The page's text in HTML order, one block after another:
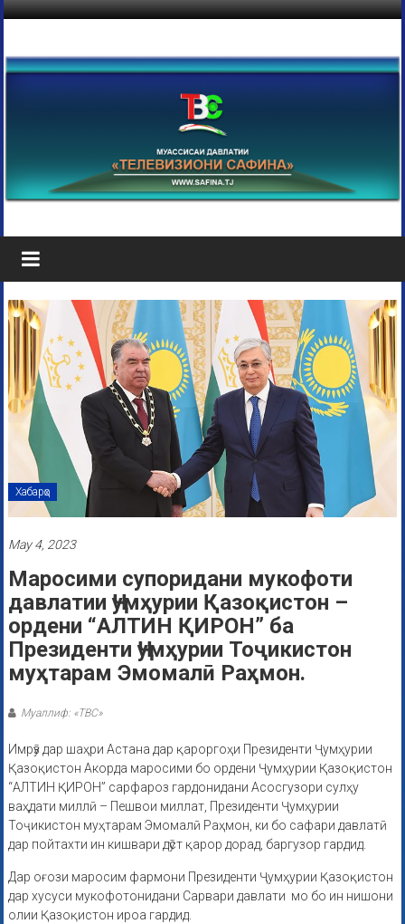
Хабарҳо
May 4, 2023
Маросими супоридани мукофоти
давлатии Ҷумҳурии Қазоқистон –
ордени “АЛТИН ҚИРОН” ба
Президенти Ҷумҳурии Тоҷикистон
муҳтарам Эмомалӣ Раҳмон.
Муаллиф: «ТВС»
Имрӯз дар шаҳри Астана дар қароргоҳи Президенти Ҷумҳурии
Қазоқистон Акорда маросими бо ордени Ҷумҳурии Қазоқистон
“АЛТИН ҚИРОН” сарфароз гардонидани Асосгузори сулҳу
ваҳдати миллӣ – Пешвои миллат, Президенти Ҷумҳурии
Тоҷикистон муҳтарам Эмомалӣ Раҳмон, ки бо сафари давлатӣ
дар пойтахти ин кишвари дӯст қарор дорад, баргузор гардид.
Дар оғози маросим фармони Президенти Ҷумҳурии Қазоқистон
дар хусуси мукофотонидани Сарвари давлати мо бо ин нишони
олии Қазоқистон ироа гардид.